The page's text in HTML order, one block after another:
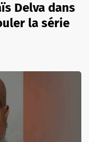
Delva dans
la série